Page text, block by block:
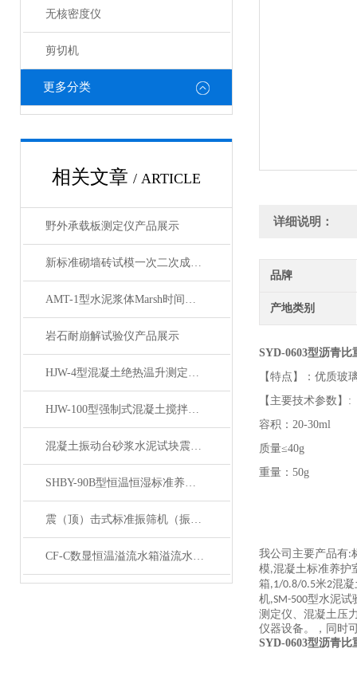
无核密度仪
剪切机
更多分类
相关文章 / ARTICLE
野外承载板测定仪产品展示
新标准砌墙砖试模一次二次成型试样制备模具产品展示
AMT-1型水泥浆体Marsh时间自动测定仪产品展示
岩石耐崩解试验仪产品展示
HJW-4型混凝土绝热温升测定仪产品展示
HJW-100型强制式混凝土搅拌机产品展示
混凝土振动台砂浆水泥试块震动平台产品展示
SHBY-90B型恒温恒湿标准养护箱 产品展示
震（顶）击式标准振筛机（振摆仪）产品展示
CF-C数显恒温溢流水箱溢流水槽展示
详细说明：
品牌
产地类别
SYD-0603型沥青
【特点】：优质玻
【主要技术参数】 :
容积： 20-30ml
质量≤40g
重量： 50g
我公司主要产品有:
模,混凝土标准养护
箱,1/0.8/0.5米2混凝
机,SM-500型水泥试
测定仪、混凝土压
仪器设备。，同时
SYD-0603型沥青